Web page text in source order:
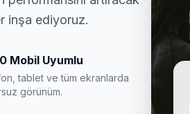
inşa ediyoruz.
Mobil Uyumlu
tablet ve tüm ekranlarda
görünüm.